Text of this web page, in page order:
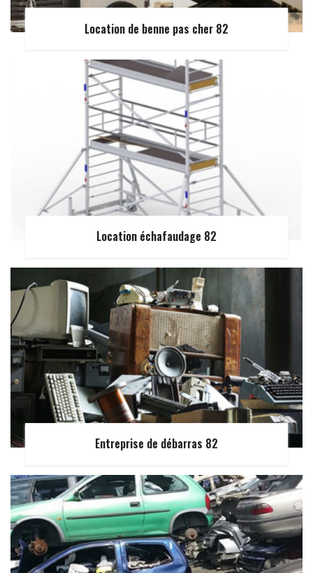
Location de benne pas cher 82
Location échafaudage 82
Entreprise de débarras 82